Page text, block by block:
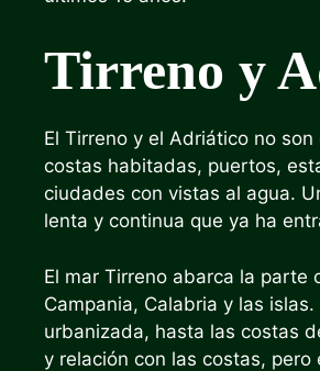
Tirreno y
El Tirreno y el Adriático no
costas habitadas, puertos,
ciudades con vistas al agua.
lenta y continua que ya ha
El mar Tirreno abarca la parte
Campania, Calabria y las
urbanizada, hasta las costas
y relación con las costas, pero